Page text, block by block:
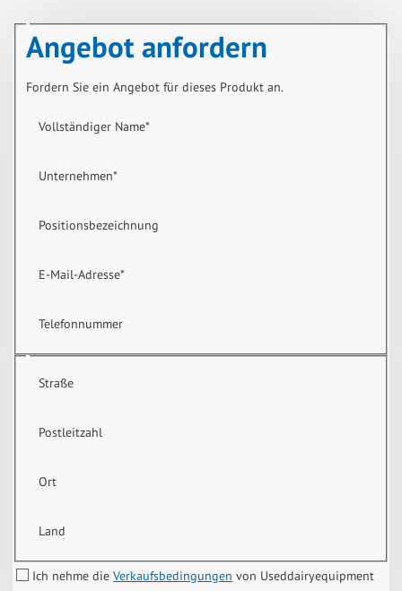
Angebot anfordern
Fordern Sie ein Angebot für dieses Produkt an.
Vollständiger Name*
Unternehmen*
Positionsbezeichnung
E-Mail-Adresse*
Telefonnummer
Straße
Postleitzahl
Ort
Land
Ich nehme dieVerkaufsbedingungen von Useddairyequipment